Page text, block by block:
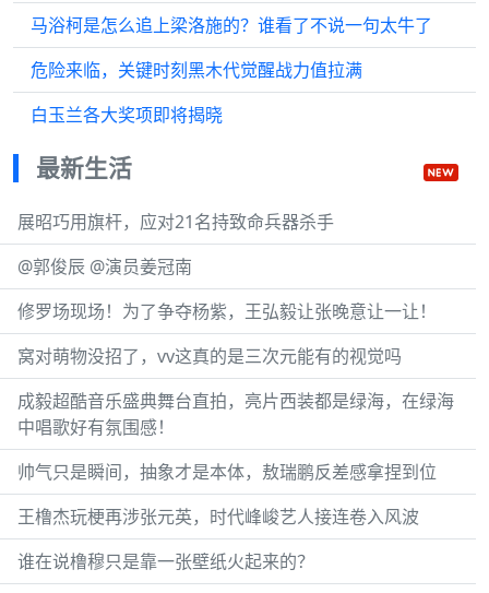
马浴柯是怎么追上梁洛施的？谁看了不说一句太牛了
危险来临，关键时刻黑木代觉醒战力值拉满
白玉兰各大奖项即将揭晓
最新生活
展昭巧用旗杆，应对21名持致命兵器杀手
@郭俊辰 @演员姜冠南
修罗场现场！为了争夺杨紫，王弘毅让张晚意让一让！
窝对萌物没招了，vv这真的是三次元能有的视觉吗
成毅超酷音乐盛典舞台直拍，亮片西装都是绿海，在绿海
中唱歌好有氛围感！
帅气只是瞬间，抽象才是本体，敖瑞鹏反差感拿捏到位
王橹杰玩梗再涉张元英，时代峰峻艺人接连卷入风波
谁在说橹穆只是靠一张壁纸火起来的？